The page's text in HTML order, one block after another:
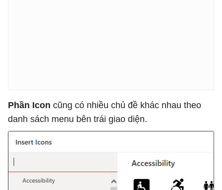
Phần Icon cũng có nhiều chủ đề khác nhau theo
danh sách menu bên trái giao diện.